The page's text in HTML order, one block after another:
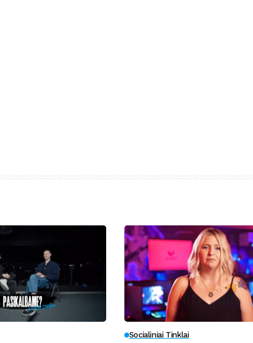
Socialiniai Tinklai